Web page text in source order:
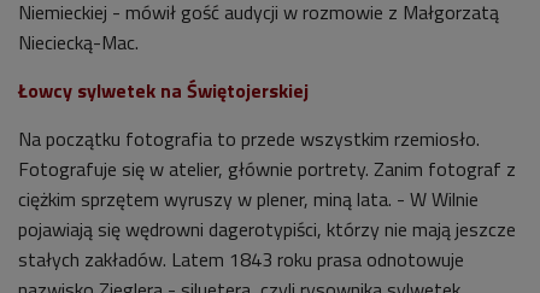
Niemieckiej - mówił gość audycji w rozmowie z Małgorzatą
Nieciecką-Mac.
Łowcy sylwetek na Świętojerskiej
Na początku fotografia to przede wszystkim rzemiosło.
Fotografuje się w atelier, głównie portrety. Zanim fotograf z
ciężkim sprzętem wyruszy w plener, miną lata. - W Wilnie
pojawiają się wędrowni dagerotypiści, którzy nie mają jeszcze
stałych zakładów. Latem 1843 roku prasa odnotowuje